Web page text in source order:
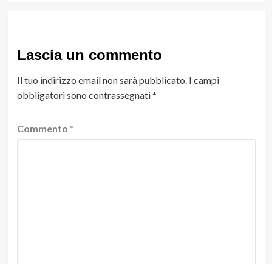
Lascia un commento
Il tuo indirizzo email non sarà pubblicato. I campi
obbligatori sono contrassegnati*
Commento *